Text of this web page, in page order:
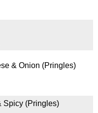
& Onion (Pringles)
Spicy (Pringles)